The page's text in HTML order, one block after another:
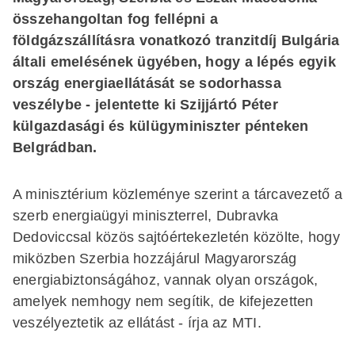
összehangoltan fog fellépni a
földgázszállításra vonatkozó tranzitdíj Bulgária
általi emelésének ügyében, hogy a lépés egyik
ország energiaellátását se sodorhassa
veszélybe - jelentette ki Szijjártó Péter
külgazdasági és külügyminiszter pénteken
Belgrádban.
A minisztérium közleménye szerint a tárcavezető a
szerb energiaügyi miniszterrel, Dubravka
Dedoviccsal közös sajtóértekezletén közölte, hogy
miközben Szerbia hozzájárul Magyarország
energiabiztonságához, vannak olyan országok,
amelyek nemhogy nem segítik, de kifejezetten
veszélyeztetik az ellátást - írja az MTI.